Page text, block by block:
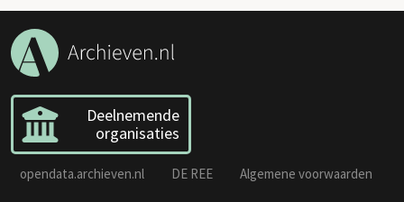
Deelnemende
organisaties
opendata.archieven.nl DE REE
Algemene voorwaarden